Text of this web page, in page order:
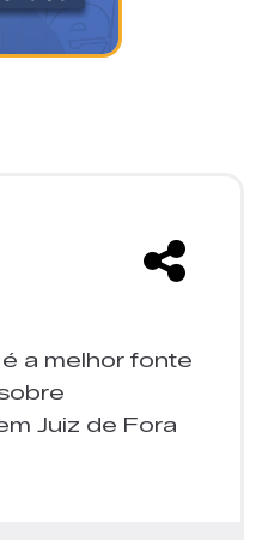
é a melhor fonte
Juiz de Fora